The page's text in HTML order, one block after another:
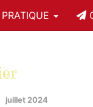
PRATIQUE
juillet 2024